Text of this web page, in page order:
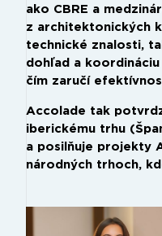
ako CBRE a
z architektonických
technické znalosti,
dohľad a
čím zaručí
Accolade tak
iberickému trhu
a posilňuje projekty
národných trhoch,